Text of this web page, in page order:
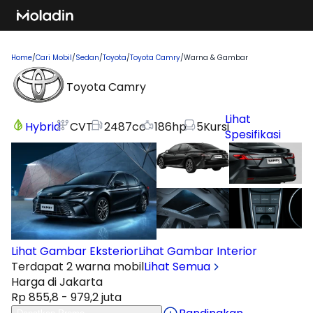
Home/Cari Mobil/Sedan/Toyota/Toyota Camry/Warna & Gambar
Toyota Camry
Hybrid CVT 2487cc 186hp 5KursiLihat
Spesifikasi
Lihat Gambar EksteriorLihat Gambar Interior
Terdapat 2 warna mobilLihat Semua
Harga di Jakarta
Rp 855,8 - 979,2 juta